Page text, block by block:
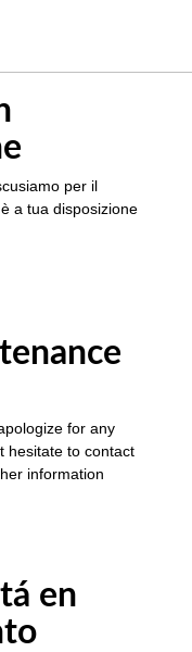
per il
è a tua disposizione
for any
hesitate to contact
information
en